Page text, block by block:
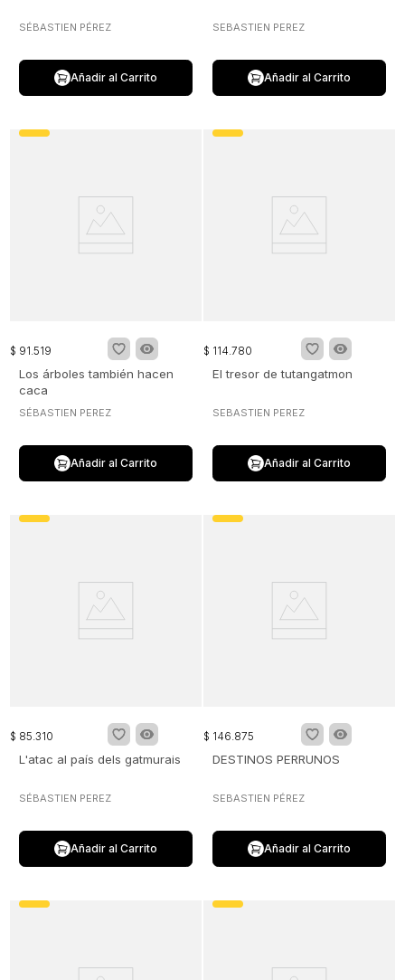
SÉBASTIEN PÉREZ
Añadir al Carrito
SEBASTIEN PEREZ
Añadir al Carrito
$ 91.519
Los árboles también hacen
caca
SÉBASTIEN PEREZ
Añadir al Carrito
$ 114.780
El tresor de tutangatmon
SEBASTIEN PEREZ
Añadir al Carrito
$ 85.310
L'atac al país dels gatmurais
SÉBASTIEN PEREZ
Añadir al Carrito
$ 146.875
DESTINOS PERRUNOS
SEBASTIEN PÉREZ
Añadir al Carrito